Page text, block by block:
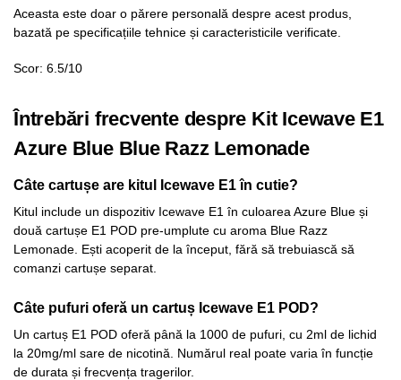
Aceasta este doar o părere personală despre acest produs,
bazată pe specificațiile tehnice și caracteristicile verificate.
Scor: 6.5/10
Întrebări frecvente despre Kit Icewave E1
Azure Blue Blue Razz Lemonade
Câte cartușe are kitul Icewave E1 în cutie?
Kitul include un dispozitiv Icewave E1 în culoarea Azure Blue și
două cartușe E1 POD pre-umplute cu aroma Blue Razz
Lemonade. Ești acoperit de la început, fără să trebuiască să
comanzi cartușe separat.
Câte pufuri oferă un cartuș Icewave E1 POD?
Un cartuș E1 POD oferă până la 1000 de pufuri, cu 2ml de lichid
la 20mg/ml sare de nicotină. Numărul real poate varia în funcție
de durata și frecvența tragerilor.